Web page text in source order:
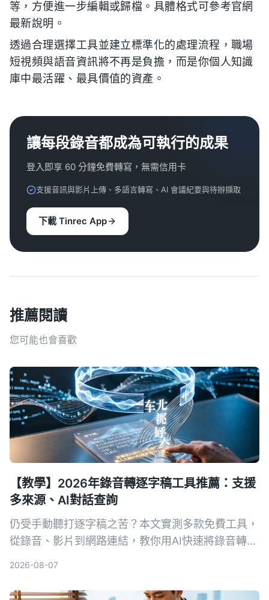
等，方便進一步編輯或歸檔。具體格式可參考官網
最新說明。
透過合理選擇工具並建立標準化的處理流程，職場
短視頻與語音資訊將不再是負擔，而是你個人知識
庫中最活躍、最具價值的資產。
讓每段錄音都成為可執行的成果
登入即享 60 分鐘免費轉寫，無需信用卡
支援音訊與影片上傳、多語言轉寫、AI 會議紀要與待辦擷取
下載 Tinrec App
推薦閱讀
您可能也會喜歡
【教學】2026年錄音轉逐字稿工具推薦：支援
多來源、AI對話查詢
仍受手動聽打逐字稿之苦？本文實測多款免費工具，
從錄音、影片到網路連結，教你用AI快速將錄音轉為
2026-08-07